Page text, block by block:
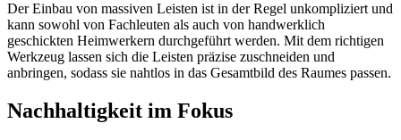
Der Einbau von massiven Leisten ist in der Regel unkompliziert und
kann sowohl von Fachleuten als auch von handwerklich
geschickten Heimwerkern durchgeführt werden. Mit dem richtigen
Werkzeug lassen sich die Leisten präzise zuschneiden und
anbringen, sodass sie nahtlos in das Gesamtbild des Raumes passen.
Nachhaltigkeit im Fokus